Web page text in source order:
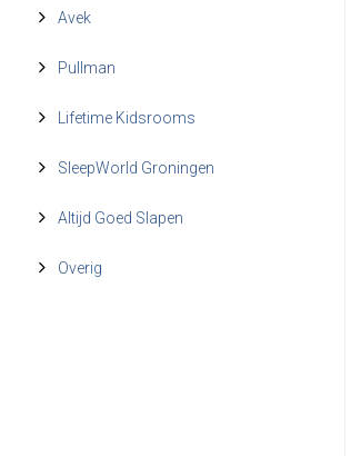
Avek
Pullman
Lifetime Kidsrooms
SleepWorld Groningen
Altijd Goed Slapen
Overig